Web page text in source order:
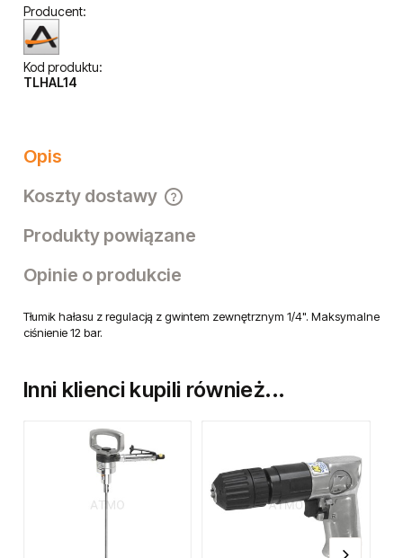
Producent:
Kod produktu:
TLHAL14
Opis
Koszty dostawy
Cena nie zawiera ewentualnych kosztów płatności
Produkty powiązane
Opinie o produkcie
Tłumik hałasu z regulacją z gwintem zewnętrznym 1/4". Maksymalne
ciśnienie 12 bar.
Inni klienci kupili również...